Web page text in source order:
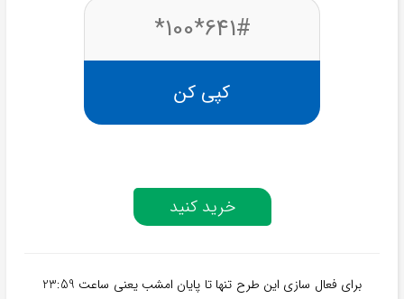
641#*100*
کپی کن
خرید کنید
برای فعال سازی این طرح تنها تا پایان امشب یعنی ساعت 23:59